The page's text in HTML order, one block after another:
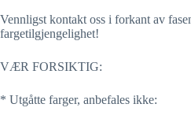
Vennligst kontakt oss i forkant av
fargetilgjengelighet!
VÆR FORSIKTIG:
* Utgåtte farger, anbefales ikke: